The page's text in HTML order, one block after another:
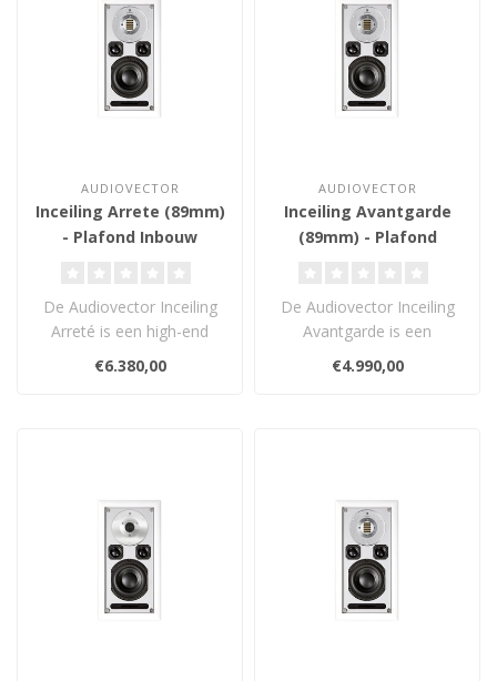
AUDIOVECTOR
Inceiling Arrete (89mm)
- Plafond Inbouw
De Audiovector Inceiling
Arreté is een high-end
plafondinbouwluidspreker
met ve..
€6.380,00
AUDIOVECTOR
Inceiling Avantgarde
(89mm) - Plafond
De Audiovector Inceiling
Avantgarde is een
hoogwaardige
plafondinbouwluidspreker..
€4.990,00